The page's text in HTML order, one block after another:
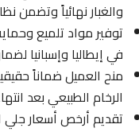
والغبار نهائياً وتضمن
توفير مواد تلميع
في إيطاليا وإسبانيا
منح العميل ضماناً
الرخام الطبيعي بعد
تقديم أرخص أسعار جلي